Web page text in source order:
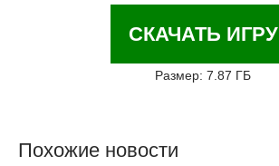
СКАЧАТЬ ИГРУ
Размер: 7.87 ГБ
Похожие новости